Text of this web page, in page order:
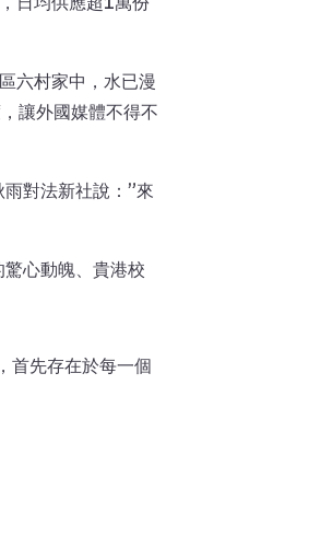
六村家中，水已漫
讓外國媒體不得不
對法新社說：”來
心動魄、貴港校
首先存在於每一個